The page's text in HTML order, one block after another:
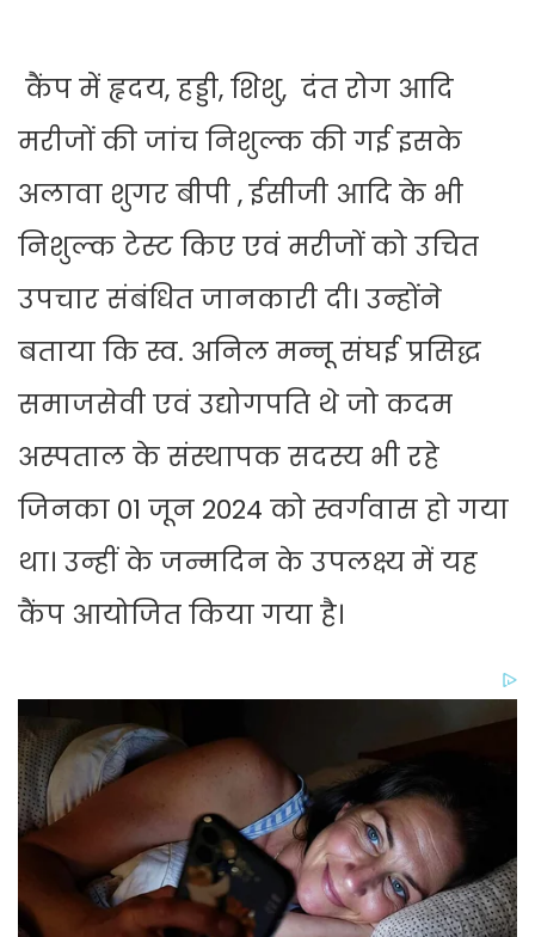
कैंप में हृदय, हड्डी, शिशु, दंत रोग आदि
मरीजों की जांच निशुल्क की गई इसके
अलावा शुगर बीपी , ईसीजी आदि के भी
निशुल्क टेस्ट किए एवं मरीजों को उचित
उपचार संबंधित जानकारी दी। उन्होंने
बताया कि स्व. अनिल मन्नू संघई प्रसिद्ध
समाजसेवी एवं उद्योगपति थे जो कदम
अस्पताल के संस्थापक सदस्य भी रहे
जिनका 01 जून 2024 को स्वर्गवास हो गया
था। उन्हीं के जन्मदिन के उपलक्ष्य में यह
कैंप आयोजित किया गया है।